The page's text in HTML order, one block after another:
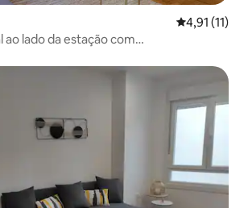
4,91 de uma
4,91 (11)
lado da estação com